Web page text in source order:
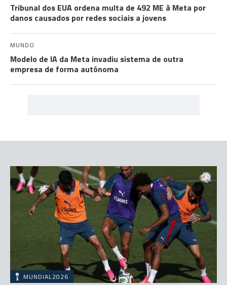
Tribunal dos EUA ordena multa de 492 ME à Meta por
danos causados por redes sociais a jovens
MUNDO
Modelo de IA da Meta invadiu sistema de outra
empresa de forma autónoma
MUNDIAL2026